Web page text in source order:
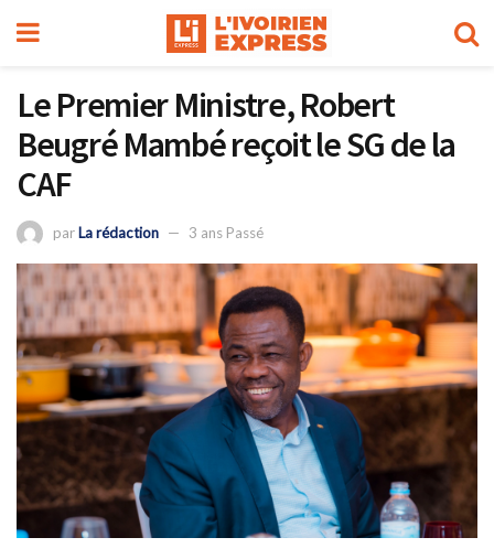
Le Premier Ministre, Robert
Beugré Mambé reçoit le SG de la
CAF
parLa rédaction 3 ans Passé